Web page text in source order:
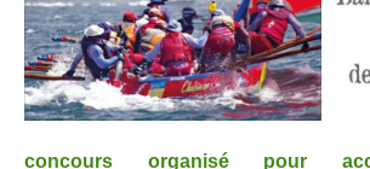
concours organisé pour